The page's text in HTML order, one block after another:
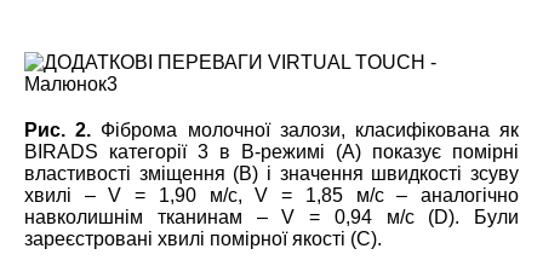
Рис. 2. Фіброма молочної залози, класифікована як
BIRADS категорії 3 в B-режимі (А) показує помірні
властивості зміщення (В) і значення швидкості зсуву
хвилі – V = 1,90 м/с, V = 1,85 м/с – аналогічно
навколишнім тканинам – V = 0,94 м/с (D). Були
зареєстровані хвилі помірної якості (С).